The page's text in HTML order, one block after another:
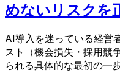
めないリスクを
AI導入を迷っている経営
スト（機会損失・採用競
られる具体的な最初の一